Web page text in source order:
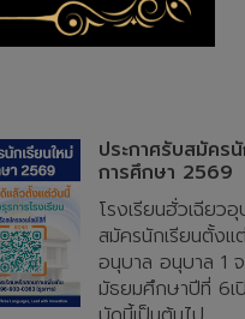
ประกาศรับสมัคร
การศึกษา 2569
โรงเรียนฮั่วเฉียว
สมัครนักเรียนตั้งแ
อนุบาล อนุบาล 1
มัธยมศึกษาปีที่ 6เ